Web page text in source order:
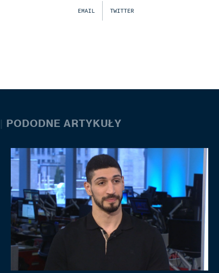
EMAIL TWITTER
| PODODNE ARTYKUŁY